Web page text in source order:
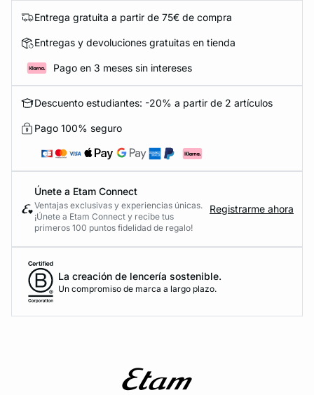
Entrega gratuita a partir de 75€ de compra
Entregas y devoluciones gratuitas en tienda
Pago en 3 meses sin intereses
Descuento estudiantes: -20% a partir de 2 artículos
Pago 100% seguro
Únete a Etam Connect
Ventajas exclusivas y experiencias únicas.
¡Únete a Etam Connect y recibe tus
primeros 100 puntos fidelidad de regalo!
Registrarme ahora
La creación de lencería sostenible.
Un compromiso de marca a largo plazo.